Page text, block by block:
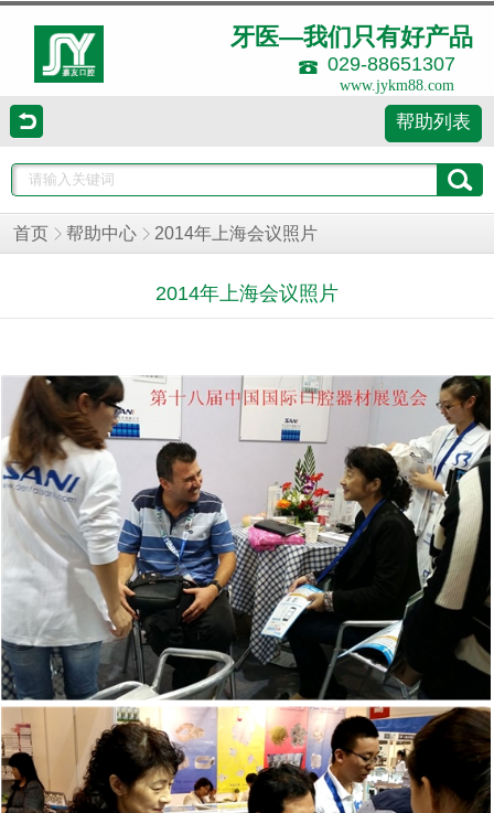
029-88651307
牙医—我们只有好产品
www.jykm88.com
帮助列表
首页 帮助中心 2014年上海会议照片
2014年上海会议照片